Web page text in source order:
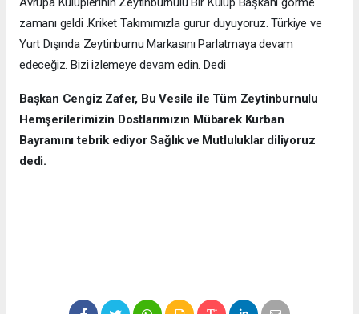
zamanı geldi .Kriket Takımımızla gurur duyuyoruz. Türkiye ve
Yurt Dışında Zeytinburnu Markasını Parlatmaya devam
edeceğiz. Bizi izlemeye devam edin. Dedi
Başkan Cengiz Zafer, Bu Vesile ile Tüm Zeytinburnulu
Hemşerilerimizin Dostlarımızın Mübarek Kurban
Bayramını tebrik ediyor Sağlık ve Mutluluklar diliyoruz
dedi.